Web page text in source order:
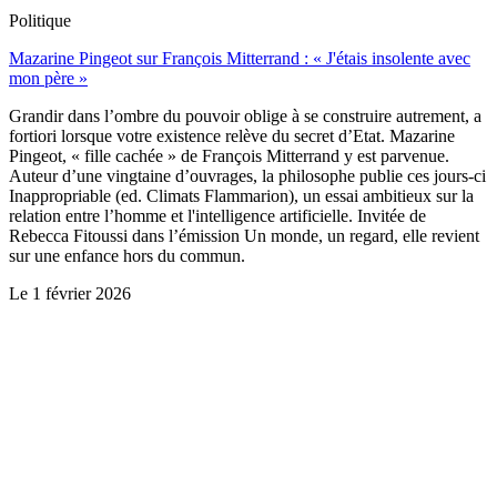
Politique
Mazarine Pingeot sur François Mitterrand : « J'étais insolente avec
mon père »
Grandir dans l’ombre du pouvoir oblige à se construire autrement, a
fortiori lorsque votre existence relève du secret d’Etat. Mazarine
Pingeot, « fille cachée » de François Mitterrand y est parvenue.
Auteur d’une vingtaine d’ouvrages, la philosophe publie ces jours-ci
Inappropriable (ed. Climats Flammarion), un essai ambitieux sur la
relation entre l’homme et l'intelligence artificielle. Invitée de
Rebecca Fitoussi dans l’émission Un monde, un regard, elle revient
sur une enfance hors du commun.
Le 1 février 2026